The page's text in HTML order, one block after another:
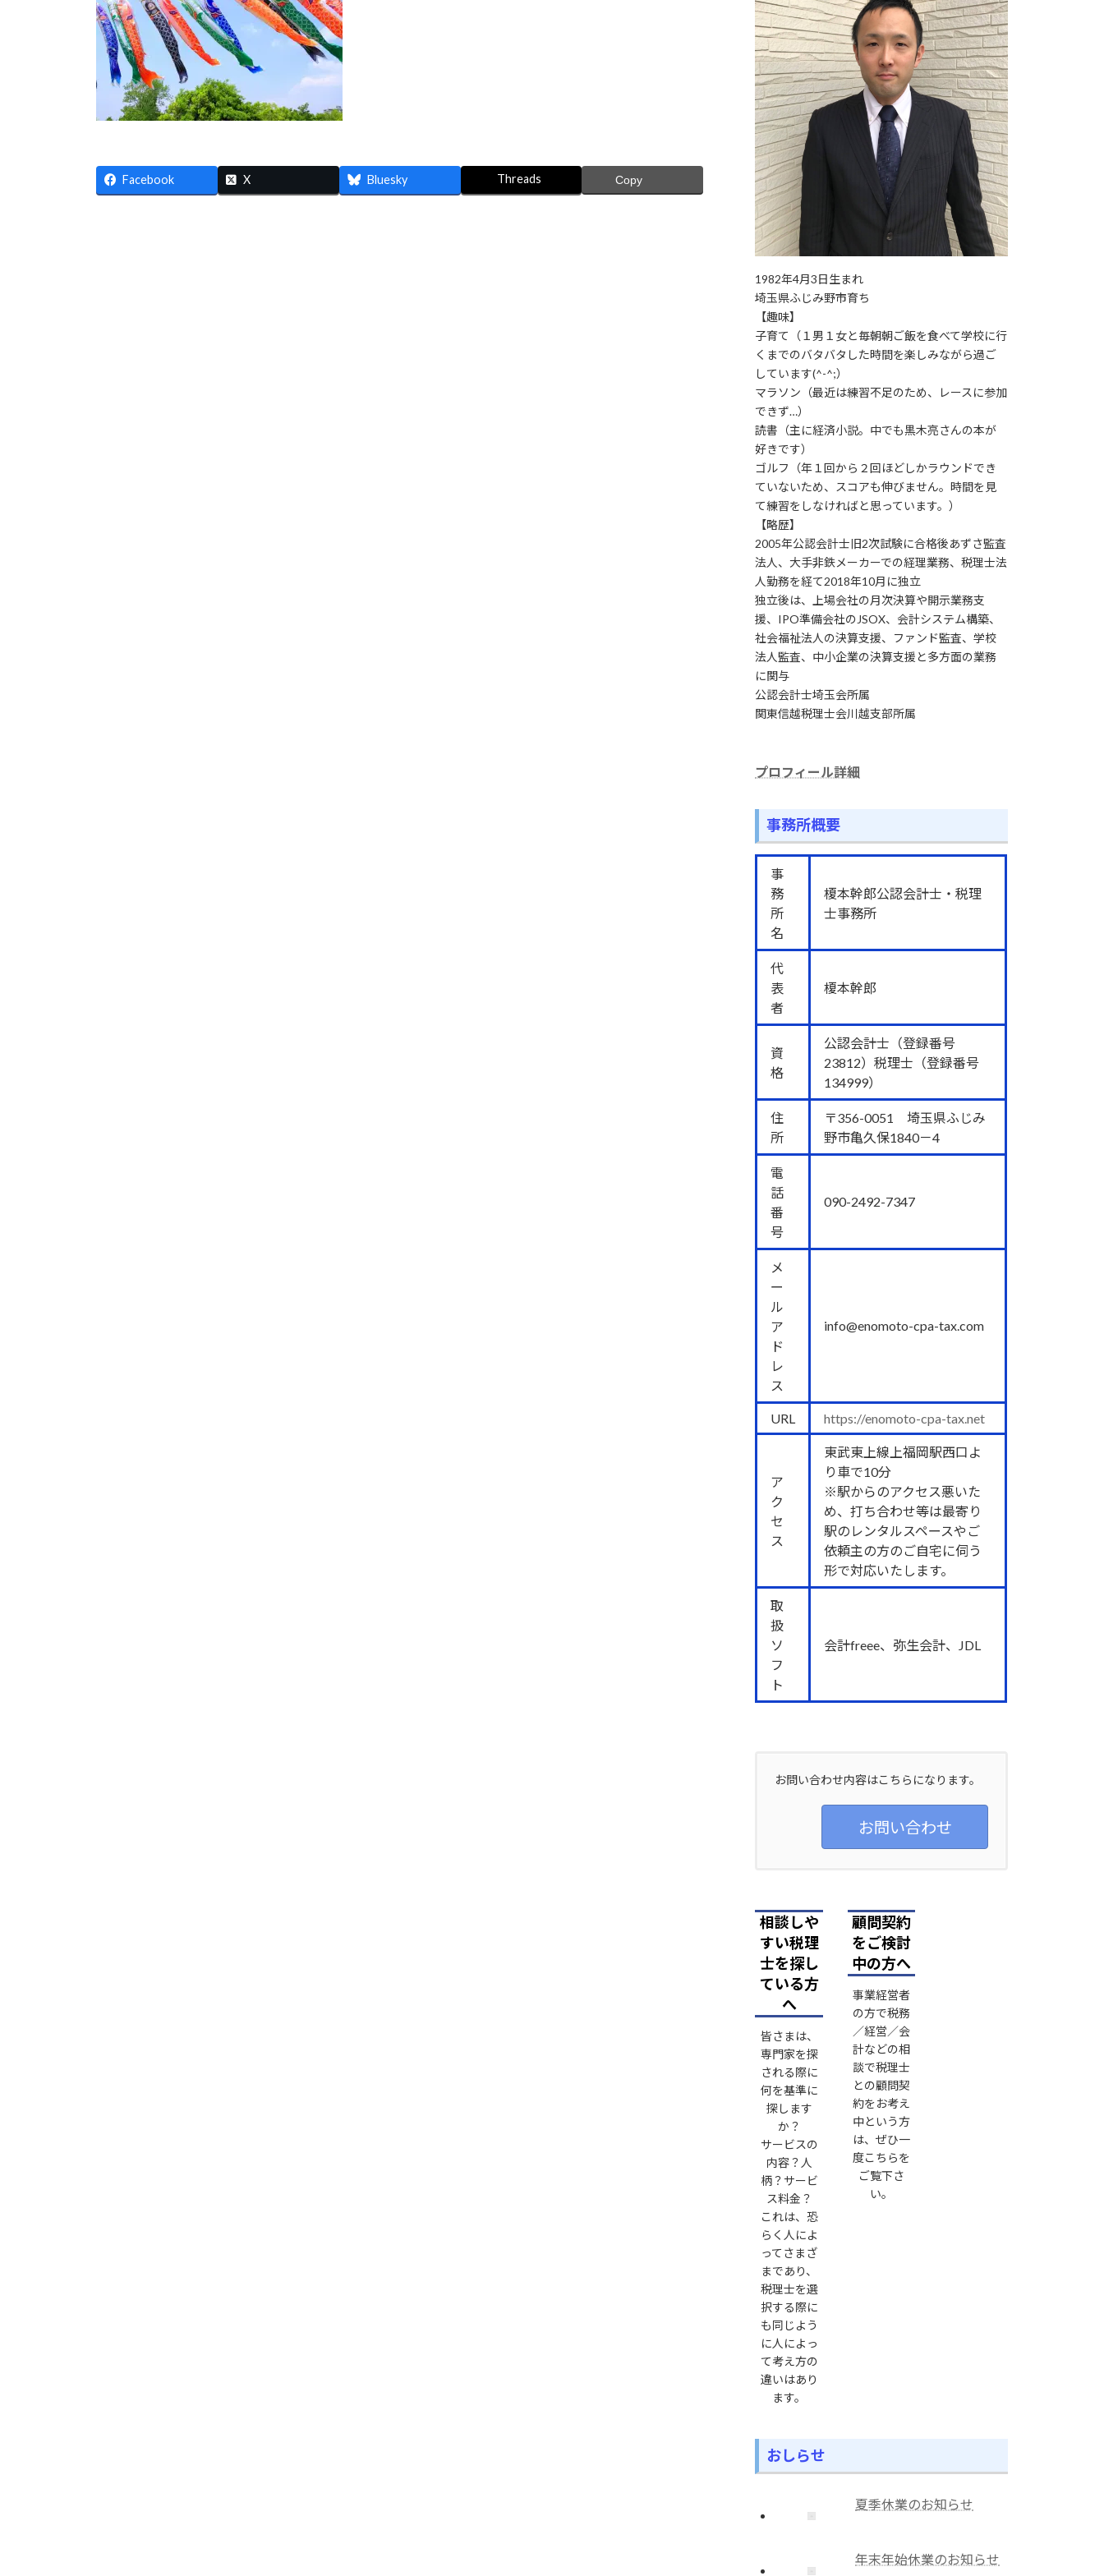
:
Facebook X Bluesky Threads Copy
1982年4月3日生まれ
埼玉県ふじみ野市育ち
【趣味】
子育て（１男１女と毎朝朝ご飯を食べて学校に行
くまでのバタバタした時間を楽しみながら過ご
しています(^-^;）
マラソン（最近は練習不足のため、レースに参加
できず…）
読書（主に経済小説。中でも黒木亮さんの本が
好きです）
ゴルフ（年１回から２回ほどしかラウンドでき
ていないため、スコアも伸びません。時間を見
て練習をしなければと思っています。）
【略歴】
2005年公認会計士旧2次試験に合格後あずさ監査
法人、大手非鉄メーカーでの経理業務、税理士法
人勤務を経て2018年10月に独立
独立後は、上場会社の月次決算や開示業務支
援、IPO準備会社のJSOX、会計システム構築、
社会福祉法人の決算支援、ファンド監査、学校
法人監査、中小企業の決算支援と多方面の業務
に関与
公認会計士埼玉会所属
関東信越税理士会川越支部所属
プロフィール詳細
事務所概要
事
務
所
名
榎本幹郎公認会計士・税理
士事務所
代
表
者
榎本幹郎
資
格
公認会計士（登録番号
23812）税理士（登録番号
134999）
住
所
〒356-0051 埼玉県ふじみ
野市亀久保1840－4
電
話
番
号
090-2492-7347
メ
ー
ル
ア
ド
レ
ス
info@enomoto-cpa-tax.com
URL https://enomoto-cpa-tax.net
ア
ク
セ
ス
東武東上線上福岡駅西口よ
り車で10分
※駅からのアクセス悪いた
め、打ち合わせ等は最寄り
駅のレンタルスペースやご
依頼主の方のご自宅に伺う
形で対応いたします。
取
扱
ソ
フ
ト
会計freee、弥生会計、JDL
お問い合わせ内容はこちらになります。
お問い合わせ
相談しや
すい税理
士を探し
ている方
へ
皆さまは、
専門家を探
される際に
何を基準に
探します
か？
サービスの
内容？人
柄？サービ
ス料金？
これは、恐
らく人によ
ってさまざ
まであり、
税理士を選
択する際に
も同じよう
に人によっ
て考え方の
違いはあり
ます。
顧問契約
をご検討
中の方へ
事業経営者
の方で税務
／経営／会
計などの相
談で税理士
との顧問契
約をお考え
中という方
は、ぜひ一
度こちらを
ご覧下さ
い。
おしらせ
夏季休業のお知らせ
年末年始休業のお知らせ